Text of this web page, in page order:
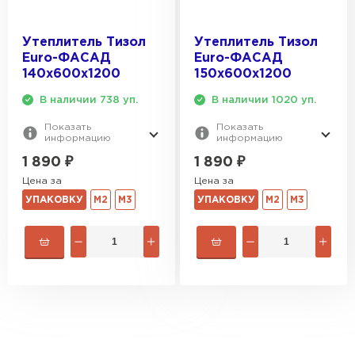
Утеплитель Тизол
Euro-ФАСАД
140х600х1200
В наличии 738 уп.
Показать
информацию
1 890 ₽
Цена за
УПАКОВКУ М2 М3
Утеплитель Тизол
Euro-ФАСАД
150х600х1200
В наличии 1020 уп.
Показать
информацию
1 890 ₽
Цена за
УПАКОВКУ М2 М3